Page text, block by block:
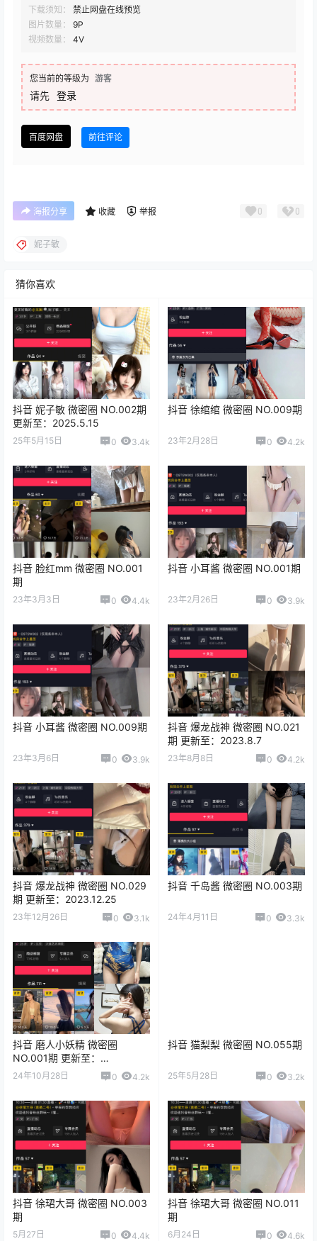
下载须知：
禁止网盘在线预览
图片数量：
9P
视频数量：
4V
您当前的等级为 游客
请先 登录
百度网盘 前往评论
海报分享 收藏 举报 0 0
妮子敏
猜你喜欢
抖音 妮子敏 微密圈 NO.002期
更新至：2025.5.15
25年5月15日 0 3.4k
抖音 徐绾绾 微密圈 NO.009期
23年2月28日 0 4.2k
抖音 脸红mm 微密圈 NO.001
期
23年3月3日 0 4.4k
抖音 小耳酱 微密圈 NO.001期
23年2月26日 0 3.9k
抖音 小耳酱 微密圈 NO.009期
23年3月6日 0 3.9k
抖音 爆龙战神 微密圈 NO.021
期 更新至：2023.8.7
23年8月8日 0 4.2k
抖音 爆龙战神 微密圈 NO.029
期 更新至：2023.12.25
23年12月26日 0 3.1k
抖音 千岛酱 微密圈 NO.003期
24年4月11日 0 3.3k
抖音 磨人小妖精 微密圈
NO.001期 更新至：
2024.10.28
24年10月28日 0 4.2k
抖音 猫梨梨 微密圈 NO.055期
25年5月28日 0 3.2k
抖音 徐珺大哥 微密圈 NO.003
期
5月27日 0 4.4k
抖音 徐珺大哥 微密圈 NO.011
期
6月24日 0 4.6k